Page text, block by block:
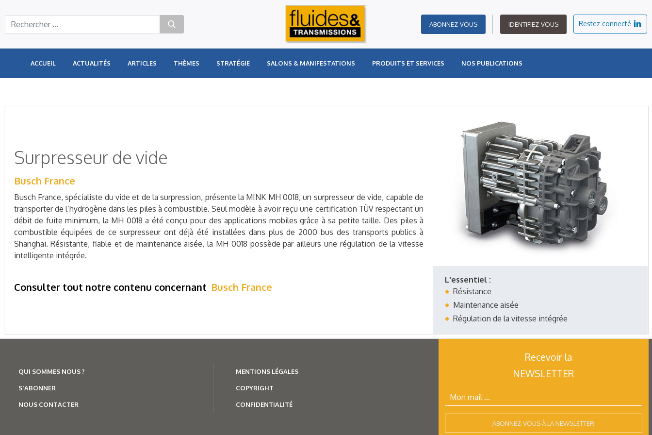
ABONNEZ-VOUS IDENTIFIEZ-VOUS Restez connecté
ACCUEIL ACTUALITÉS ARTICLES THÈMES STRATÉGIE SALONS & MANIFESTATIONS PRODUITS ET SERVICES NOS PUBLICATIONS
Surpresseur de vide
Busch France
Busch France, spécialiste du vide et de la surpression, présente la MINK MH 0018, un surpresseur de vide, capable de
transporter de l’hydrogène dans les piles à combustible. Seul modèle à avoir reçu une certification TÜV respectant un
débit de fuite minimum, la MH 0018 a été conçu pour des applications mobiles grâce à sa petite taille. Des piles à
combustible équipées de ce surpresseur ont déjà été installées dans plus de 2000 bus des transports publics à
Shanghai. Résistante, fiable et de maintenance aisée, la MH 0018 possède par ailleurs une régulation de la vitesse
intelligente intégrée.
Consulter tout notre contenu concernant Busch France
L'essentiel :
Résistance
Maintenance aisée
Régulation de la vitesse intégrée
QUI SOMMES NOUS ?
S'ABONNER
NOUS CONTACTER
MENTIONS LÉGALES
COPYRIGHT
CONFIDENTIALITÉ
Recevoir la
NEWSLETTER
ABONNEZ-VOUS À LA NEWSLETTER